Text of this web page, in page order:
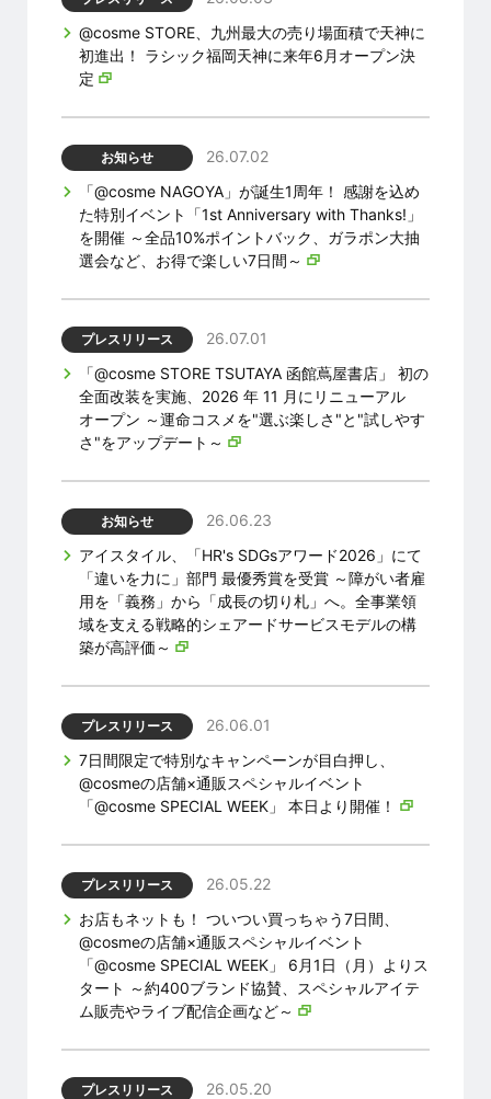
@cosme STORE、九州最大の売り場面積で天神に
初進出！ ラシック福岡天神に来年6月オープン決
定
お知らせ
26.07.02
「@cosme NAGOYA」が誕生1周年！ 感謝を込め
た特別イベント「1st Anniversary with Thanks!」
を開催 ～全品10%ポイントバック、ガラポン大抽
選会など、お得で楽しい7日間～
プレスリリース
26.07.01
「@cosme STORE TSUTAYA 函館蔦屋書店」 初の
全面改装を実施、2026 年 11 月にリニューアル
オープン ～運命コスメを"選ぶ楽しさ"と"試しやす
さ"をアップデート～
お知らせ
26.06.23
アイスタイル、「HR's SDGsアワード2026」にて
「違いを力に」部門 最優秀賞を受賞 ～障がい者雇
用を「義務」から「成長の切り札」へ。全事業領
域を支える戦略的シェアードサービスモデルの構
築が高評価～
プレスリリース
26.06.01
7日間限定で特別なキャンペーンが目白押し、
@cosmeの店舗×通販スペシャルイベント
「@cosme SPECIAL WEEK」 本日より開催！
プレスリリース
26.05.22
お店もネットも！ ついつい買っちゃう7日間、
@cosmeの店舗×通販スペシャルイベント
「@cosme SPECIAL WEEK」 6月1日（月）よりス
タート ～約400ブランド協賛、スペシャルアイテ
ム販売やライブ配信企画など～
プレスリリース
26.05.20